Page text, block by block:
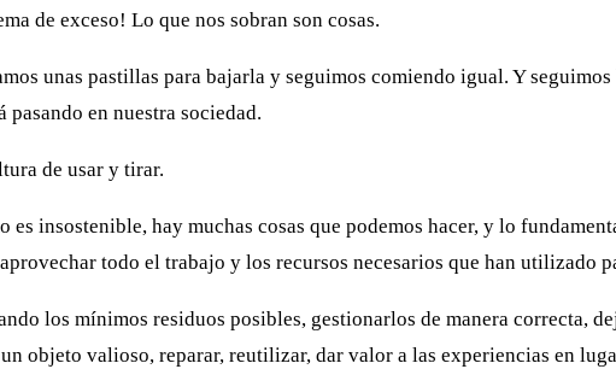
de exceso! Lo que nos sobran son cosas.
unas pastillas para bajarla y seguimos comiendo igual. Y
en nuestra sociedad.
de usar y tirar.
es insostenible, hay muchas cosas que podemos hacer, y lo
todo el trabajo y los recursos necesarios que han utilizado
los mínimos residuos posibles, gestionarlos de manera correcta,
objeto valioso, reparar, reutilizar, dar valor a las experiencias en